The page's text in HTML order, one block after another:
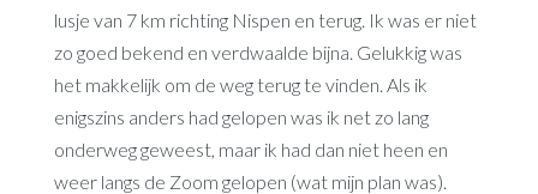
lusje van 7 km richting Nispen en terug. Ik was er niet
zo goed bekend en verdwaalde bijna. Gelukkig was
het makkelijk om de weg terug te vinden. Als ik
enigszins anders had gelopen was ik net zo lang
onderweg geweest, maar ik had dan niet heen en
weer langs de Zoom gelopen (wat mijn plan was).